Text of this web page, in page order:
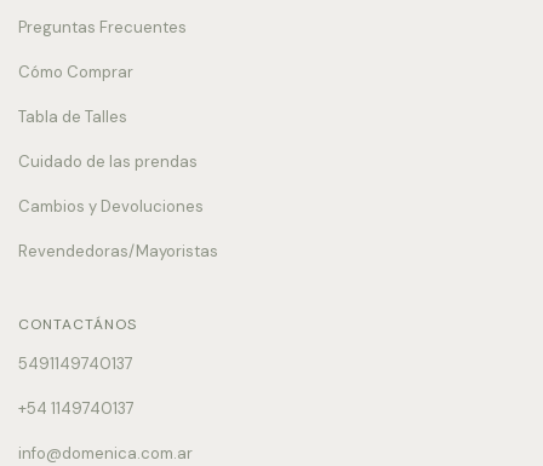
Preguntas Frecuentes
Cómo Comprar
Tabla de Talles
Cuidado de las prendas
Cambios y Devoluciones
Revendedoras/Mayoristas
CONTACTÁNOS
5491149740137
+54 1149740137
info@domenica.com.ar